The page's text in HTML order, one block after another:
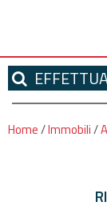
Home/Immobili/